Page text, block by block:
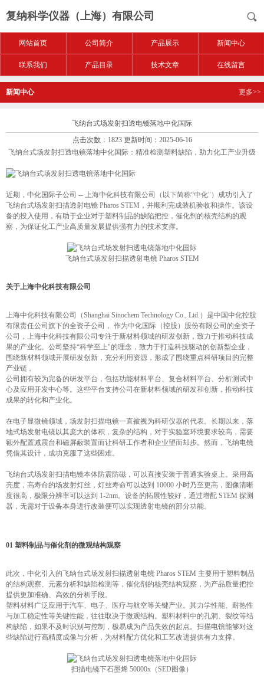
复纳科学仪器（上海）有限公司
网站首页 公司简介 产品展示 新闻中心
联系我们 产品目录 技术文章 在线留言
新闻中心 更多>>
飞纳台式场发射扫透电镜落地中化国际
点击次数：1823 更新时间：2025-06-16
飞纳台式场发射扫透电镜落地中化国际：精准检测塑料缺陷，助力化工产业升级
近期，中化国际子公司 -- 上海中化科技有限公司（以下简称“中化"）成功引入了
飞纳台式场发射扫描透射电镜 Pharos STEM，并顺利完成装机验收和操作。该设
备的投入使用，有助于企业对于塑料制品的缺陷把控，催化剂的核壳结构的观
察，为保证化工产业高质量发展提供强有力的技术支撑。
飞纳台式场发射扫描透射电镜 Pharos STEM
关于上海中化科技有限公司
上海中化科技有限公司（Shanghai Sinochem Technology Co., Ltd.）是中国中化控股
有限责任公司旗下的全资子公司， 作为中化国际（控股）股份有限公司的全资子
公司，上海中化科技有限公司专注于新材料领域的研发创新，致力于推动科技成
果的产业化。公司坚持“科学至上"的理念，致力于打造科技驱动的创新型企业，
围绕新材料领域开展研发创新，充分利用资源，形成了围绕重点科研项目的完整
产业链 。
公司拥有较为完备的研发平台，包括功能材料平台、复合材料平台、分析测试中
心及应用开发中心等。这些平台支持公司在新材料领域的研发和创新，推动科技
成果的转化和产业化。
在电子显微镜领域，场发射扫描电镜一直被视为科研仪器的代表。长期以来，落
地式场发射电镜以其庞大的体积，复杂的结构，对于实验室环境要求较高，需要
额外配置减震台和磁屏蔽装置而让科研工作者和企业望而却步。然而，飞纳电镜
凭借其设计，成功克服了这些困难。
飞纳台式场发射扫描电镜本体防震防磁，可以直接安装于普通实验桌上。采用高
亮度，高寿命的场发射灯丝，灯丝寿命可以达到 10000 小时乃至更高，图像清晰
度很高，极限分辨率可以达到 1-2nm。设备的拓展性较好，通过增配 STEM 探测
器，无需对于设备本身进行改装便可以实现透射电镜的部分功能。
01 塑料制品与催化剂的微观结构观察
此次，中化引入的飞纳台式场发射扫描透射电镜 Pharos STEM 主要用于塑料制品
的结构观察、元素分析和缺陷检测等，催化剂的核壳结构观察，为产品质量把控
提供更加准确、高效的分析手段。
塑料材料广泛应用于汽车、电子、医疗与航空等关键产业。其力学性能、耐热性
与加工稳定性等关键性能，往往取决于微观结构。塑料材料中的孔洞、裂纹等结
构缺陷，如果不及时识别与控制，极易成为产品失效的起点。扫描电镜能够对这
些缺陷进行高精度成像与分析，为材料配方优化和工艺改进提供有力支撑。
扫描电镜下石墨烯 50000x（SED图像）